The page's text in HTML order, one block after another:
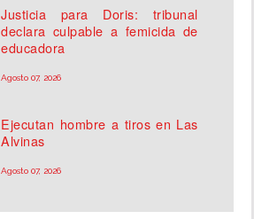
Justicia para Doris: tribunal
declara culpable a femicida de
educadora
Agosto 07, 2026
Ejecutan hombre a tiros en Las
Alvinas
Agosto 07, 2026